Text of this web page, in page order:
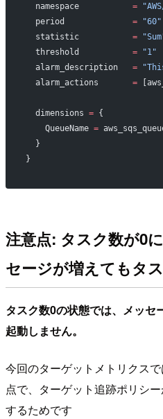
  namespace
           =
  period
              =
"60"
  statistic
           =
  threshold
           =
"1"
  alarm_description
   =
"This
  alarm_actions
       =
  dimensions
= {
    QueueName
=
  }
}
注意点: タスク数が0
セージが増えてもタ
タスク数0の状態では、メッセ
起動しません。
今回のターゲットメトリクス
点で、ターゲット追跡ポリシ
するためです